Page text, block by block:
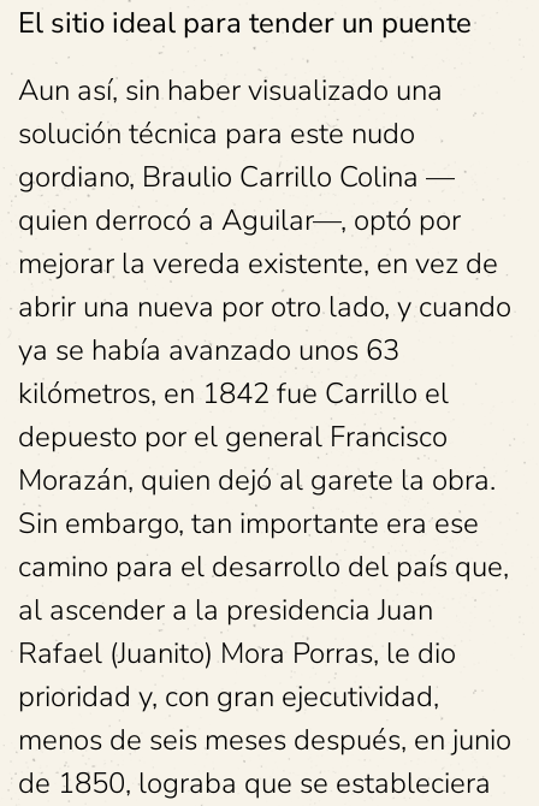
El sitio ideal para tender un puente
Aun así, sin haber visualizado una
solución técnica para este nudo
gordiano, Braulio Carrillo Colina —
quien derrocó a Aguilar—, optó por
mejorar la vereda existente, en vez de
abrir una nueva por otro lado, y cuando
ya se había avanzado unos 63
kilómetros, en 1842 fue Carrillo el
depuesto por el general Francisco
Morazán, quien dejó al garete la obra.
Sin embargo, tan importante era ese
camino para el desarrollo del país que,
al ascender a la presidencia Juan
Rafael (Juanito) Mora Porras, le dio
prioridad y, con gran ejecutividad,
menos de seis meses después, en junio
de 1850, lograba que se estableciera